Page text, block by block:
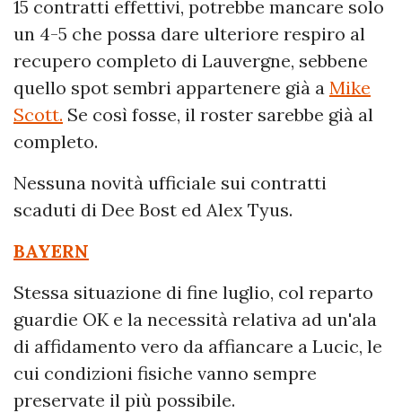
15 contratti effettivi, potrebbe mancare solo
un 4-5 che possa dare ulteriore respiro al
recupero completo di Lauvergne, sebbene
quello spot sembri appartenere già a Mike
Scott. Se così fosse, il roster sarebbe già al
completo.
Nessuna novità ufficiale sui contratti
scaduti di Dee Bost ed Alex Tyus.
BAYERN
Stessa situazione di fine luglio, col reparto
guardie OK e la necessità relativa ad un'ala
di affidamento vero da affiancare a Lucic, le
cui condizioni fisiche vanno sempre
preservate il più possibile.